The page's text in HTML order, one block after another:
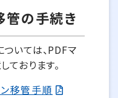
管の手続き
いては、PDFマ
ております。
移管手順